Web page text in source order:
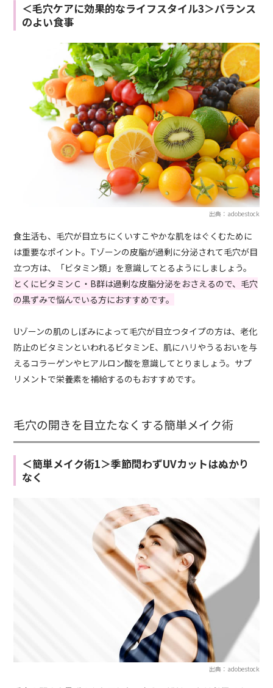
＜毛穴ケアに効果的なライフスタイル3＞バランス
のよい食事
出典：adobestock
食生活も、毛穴が目立ちにくいすこやかな肌をはぐくむために
は重要なポイント。Tゾーンの皮脂が過剰に分泌されて毛穴が目
立つ方は、「ビタミン類」を意識してとるようにしましょう。
とくにビタミンＣ・B群は過剰な皮脂分泌をおさえるので、毛穴
の黒ずみで悩んでいる方におすすめです。
Uゾーンの肌のしぼみによって毛穴が目立つタイプの方は、老化
防止のビタミンといわれるビタミンE、肌にハリやうるおいを与
えるコラーゲンやヒアルロン酸を意識してとりましょう。サプ
リメントで栄養素を補給するのもおすすめです。
毛穴の開きを目立たなくする簡単メイク術
＜簡単メイク術1＞季節問わずUVカットはぬかり
なく
出典：adobestock